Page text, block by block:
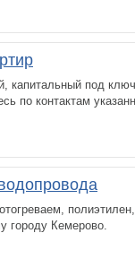
капитальный под
по контактам
городу Кемерово.